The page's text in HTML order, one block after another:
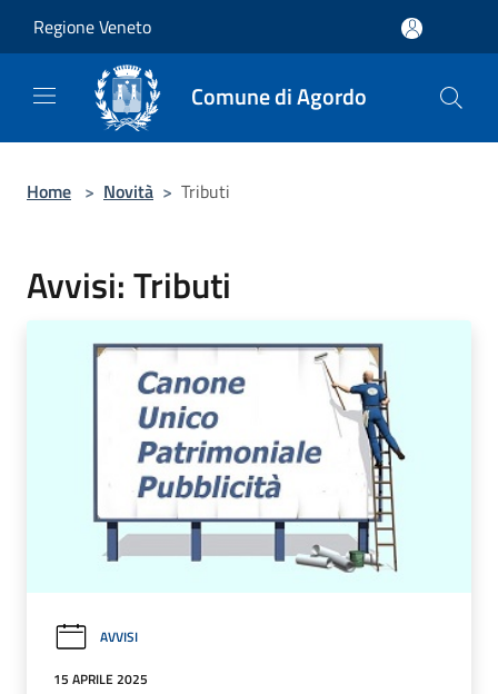
Regione Veneto
Comune di Agordo
Home > Novità > Tributi
Avvisi: Tributi
AVVISI
15 APRILE 2025